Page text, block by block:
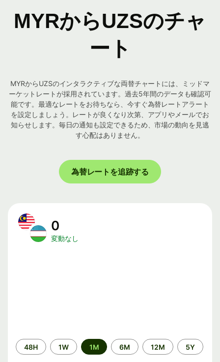
MYRからUZSのチャ
ート
MYRからUZSのインタラクティブな両替チャートには、ミッドマ
ーケットレートが採用されています。過去5年間のデータも確認可
能です。最適なレートをお待ちなら、今すぐ為替レートアラート
を設定しましょう。レートが良くなり次第、アプリやメールでお
知らせします。毎日の通知も設定できるため、市場の動向を見逃
す心配はありません。
為替レートを追跡する
0
変動なし
期
間
48H 1W 1M 6M 12M 5Y